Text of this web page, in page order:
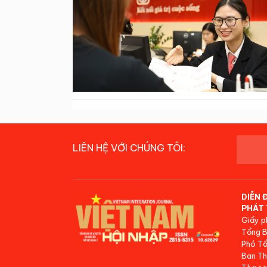
LIÊN HỆ VỚI CHÚNG TÔI:
DIỄN
PHÁT
Giấy
Tổng
Phó
Ban